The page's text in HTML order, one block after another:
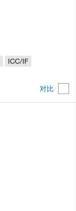
对比
ICC/IF